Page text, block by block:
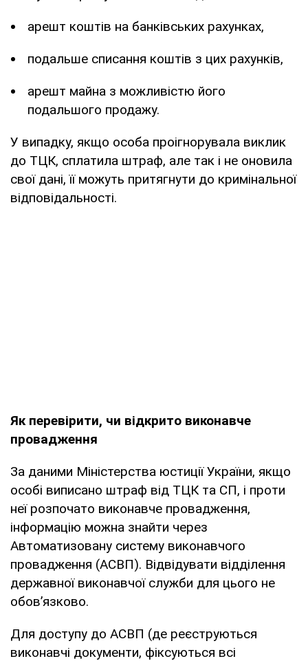
арешт коштів на банківських рахунках,
подальше списання коштів з цих рахунків,
арешт майна з можливістю його
подальшого продажу.
У випадку, якщо особа проігнорувала виклик
до ТЦК, сплатила штраф, але так і не оновила
свої дані, її можуть притягнути до кримінальної
відповідальності.
Як перевірити, чи відкрито виконавче
провадження
За даними Міністерства юстиції України, якщо
особі виписано штраф від ТЦК та СП, і проти
неї розпочато виконавче провадження,
інформацію можна знайти через
Автоматизовану систему виконавчого
провадження (АСВП). Відвідувати відділення
державної виконавчої служби для цього не
обов’язково.
Для доступу до АСВП (де реєструються
виконавчі документи, фіксуються всі